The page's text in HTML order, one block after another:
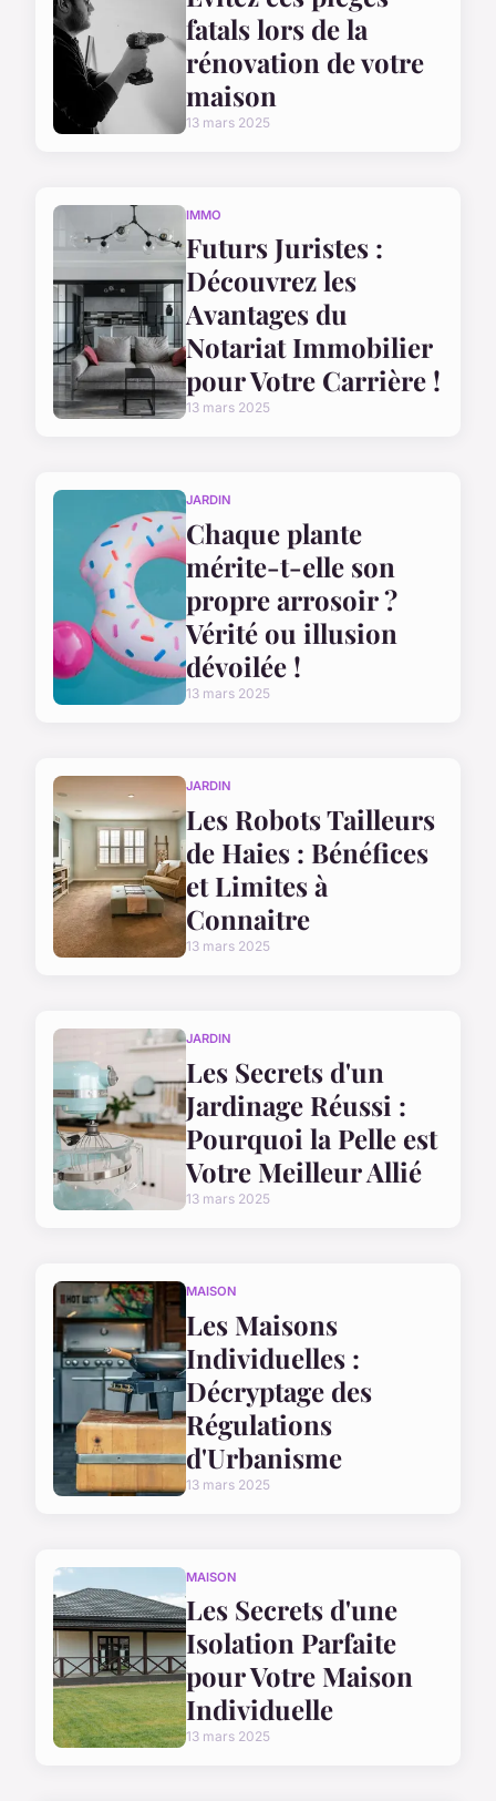
fatals lors de la
rénovation de votre
maison
13 mars 2025
IMMO
Futurs Juristes :
Découvrez les
Avantages du
Notariat Immobilier
pour Votre Carrière !
13 mars 2025
JARDIN
Chaque plante
mérite-t-elle son
propre arrosoir ?
Vérité ou illusion
dévoilée !
13 mars 2025
JARDIN
Les Robots Tailleurs
de Haies : Bénéfices
et Limites à
Connaitre
13 mars 2025
JARDIN
Les Secrets d'un
Jardinage Réussi :
Pourquoi la Pelle est
Votre Meilleur Allié
13 mars 2025
MAISON
Les Maisons
Individuelles :
Décryptage des
Régulations
d'Urbanisme
13 mars 2025
MAISON
Les Secrets d'une
Isolation Parfaite
pour Votre Maison
Individuelle
13 mars 2025